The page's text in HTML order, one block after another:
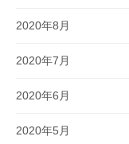
2020年8月
2020年7月
2020年6月
2020年5月